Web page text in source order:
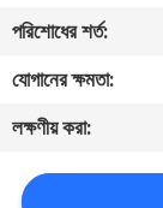
যোগাযোগ
করুন
খবর
পরিশোধের শর্ত:
যোগানের ক্ষমতা:
লক্ষণীয় করা: